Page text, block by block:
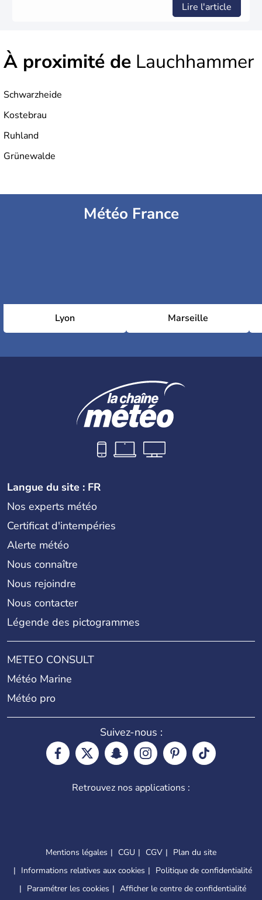
Lire l'article
À proximité de Lauchhammer
Schwarzheide
Kostebrau
Ruhland
Grünewalde
Météo France
Lyon Marseille
Langue du site : FR
Nos experts météo
Certificat d'intempéries
Alerte météo
Nous connaître
Nous rejoindre
Nous contacter
Légende des pictogrammes
METEO CONSULT
Météo Marine
Météo pro
Suivez-nous :
Retrouvez nos applications :
Mentions légales CGU CGV
Plan du site
Informations relatives aux cookies
Politique de confidentialité
Paramétrer les cookies
Afficher le centre de confidentialité